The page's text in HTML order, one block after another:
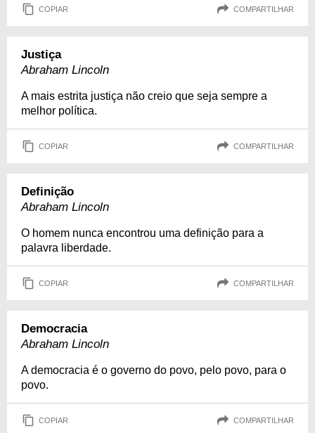
COPIAR COMPARTILHAR
Justiça
Abraham Lincoln
A mais estrita justiça não creio que seja sempre a
melhor política.
COPIAR COMPARTILHAR
Definição
Abraham Lincoln
O homem nunca encontrou uma definição para a
palavra liberdade.
COPIAR COMPARTILHAR
Democracia
Abraham Lincoln
A democracia é o governo do povo, pelo povo, para o
povo.
COPIAR COMPARTILHAR